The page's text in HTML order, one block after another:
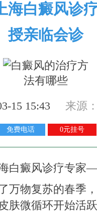
海白癜风诊
授亲临会诊
15 15:43 来源
免费电话 0元挂号
癜风诊疗专家—
物复苏的春季，
肤微循环开始活